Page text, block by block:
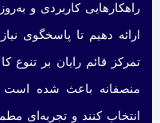
راهکارهایی کاربردی و
ارائه دهیم تا پاسخگوی
تمرکز قائم رایان بر
منصفانه باعث شده است
انتخاب کنند و تجربه‌ای